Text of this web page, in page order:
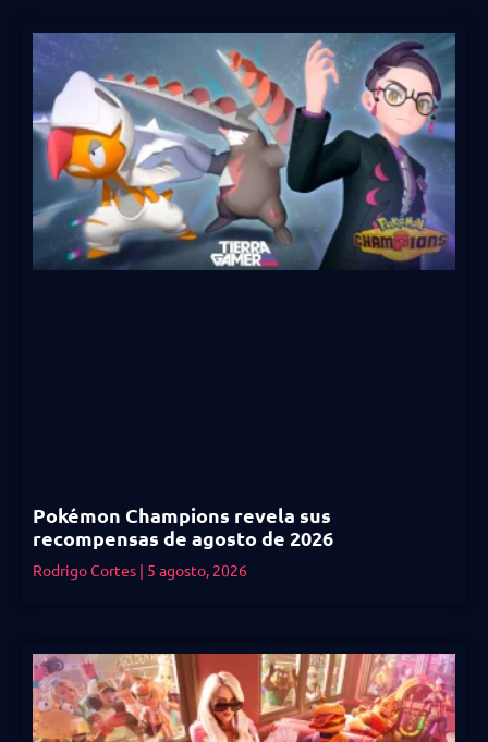
Pokémon Champions revela sus
recompensas de agosto de 2026
Rodrigo Cortes 5 agosto, 2026